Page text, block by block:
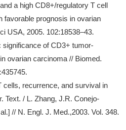
a high CD8+/regulatory T cell
favorable prognosis in ovarian
USA, 2005. 102:18538–43.
of CD3+ tumor-
ovarian carcinoma // Biomed.
cells, recurrence, and survival in
Text. / L. Zhang, J.R. Conejo-
// N. Engl. J. Med.,2003. Vol. 348.